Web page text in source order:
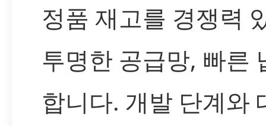
정품 재고를 경쟁력
투명한 공급망, 빠른
합니다. 개발 단계와